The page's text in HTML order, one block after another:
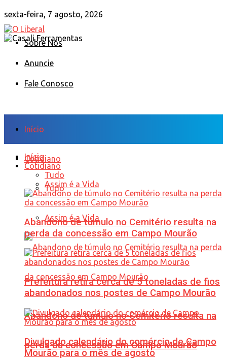
sexta-feira, 7 agosto, 2026
Sobre Nós
Anuncie
Fale Conosco
Início
Cotidiano
Tudo
Assim é a Vida
Abandono de túmulo no Cemitério resulta na
perda da concessão em Campo Mourão
Início
Cotidiano
Tudo
Assim é a Vida
Abandono de túmulo no Cemitério resulta na
perda da concessão em Campo Mourão
Prefeitura retira cerca de 5 toneladas de fios
abandonados nos postes de Campo Mourão
Divulgado calendário do comércio de Campo
Mourão para o mês de agosto